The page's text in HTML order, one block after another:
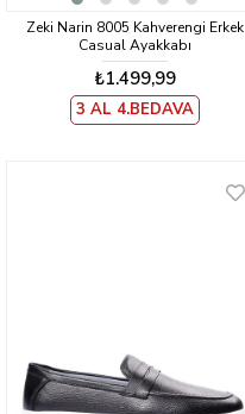
Zeki Narin 8005 Kahverengi Erkek
Casual Ayakkabı
₺1.499,99
3 AL 4.BEDAVA